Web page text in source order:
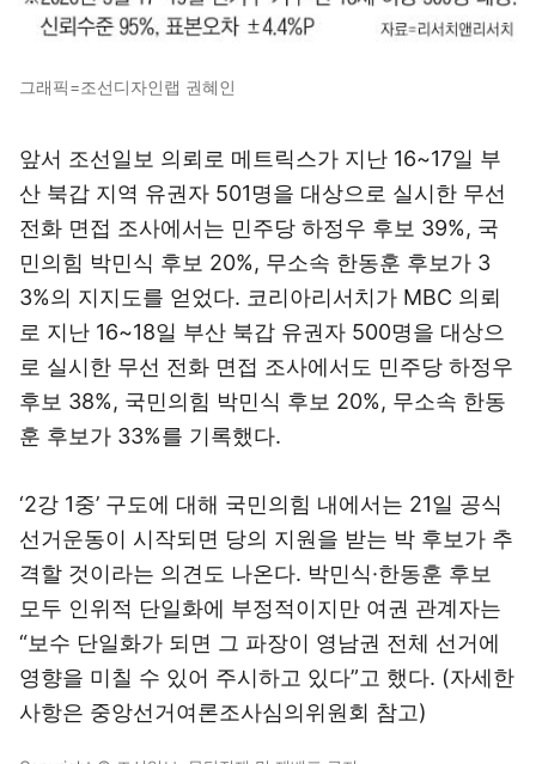
그래픽=조선디자인랩 권혜인
앞서 조선일보 의뢰로 메트릭스가 지난 16~17일 부
산 북갑 지역 유권자 501명을 대상으로 실시한 무선
전화 면접 조사에서는 민주당 하정우 후보 39%, 국
민의힘 박민식 후보 20%, 무소속 한동훈 후보가 3
3%의 지지도를 얻었다. 코리아리서치가 MBC 의뢰
로 지난 16~18일 부산 북갑 유권자 500명을 대상으
로 실시한 무선 전화 면접 조사에서도 민주당 하정우
후보 38%, 국민의힘 박민식 후보 20%, 무소속 한동
훈 후보가 33%를 기록했다.
‘2강 1중’ 구도에 대해 국민의힘 내에서는 21일 공식
선거운동이 시작되면 당의 지원을 받는 박 후보가 추
격할 것이라는 의견도 나온다. 박민식·한동훈 후보
모두 인위적 단일화에 부정적이지만 여권 관계자는
“보수 단일화가 되면 그 파장이 영남권 전체 선거에
영향을 미칠 수 있어 주시하고 있다”고 했다. (자세한
사항은 중앙선거여론조사심의위원회 참고)